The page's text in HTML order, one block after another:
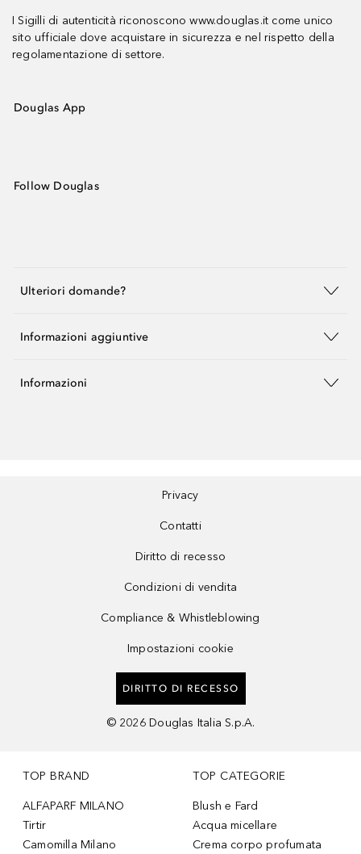
I Sigilli di autenticità riconoscono www.douglas.it come unico
sito ufficiale dove acquistare in sicurezza e nel rispetto della
regolamentazione di settore.
Douglas App
Follow Douglas
Ulteriori domande?
Informazioni aggiuntive
Informazioni
Privacy
Contatti
Diritto di recesso
Condizioni di vendita
Compliance & Whistleblowing
Impostazioni cookie
DIRITTO DI RECESSO
© 2026 Douglas Italia S.p.A.
TOP BRAND
ALFAPARF MILANO
Tirtir
Camomilla Milano
TOP CATEGORIE
Blush e Fard
Acqua micellare
Crema corpo profumata